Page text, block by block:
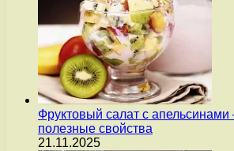
Фруктовый салат с апельсинами
полезные свойства
21.11.2025